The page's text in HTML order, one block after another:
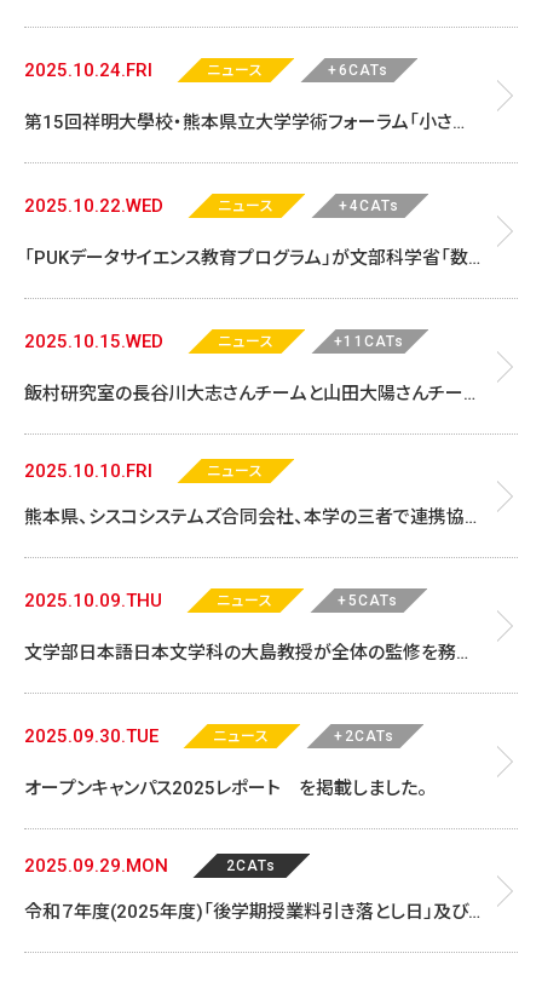
第15回祥明大學校・熊本県立大学学術フォーラム「小さな
2025.10.24.FRI ニュース +6CATs
「PUKデータサイエンス教育プログラム」が文部科学省「数
2025.10.22.WED ニュース +4CATs
飯村研究室の長谷川大志さんチームと山田大陽さんチーム
2025.10.15.WED ニュース +11CATs
熊本県、シスコシステムズ合同会社、本学の三者で連携協
2025.10.10.FRI ニュース
文学部日本語日本文学科の大島教授が全体の監修を務め
2025.10.09.THU ニュース +5CATs
オープンキャンパス2025レポート を掲載しました。
2025.09.30.TUE ニュース +2CATs
令和７年度(2025年度)「後学期授業料引き落とし日」及び
2025.09.29.MON 2CATs